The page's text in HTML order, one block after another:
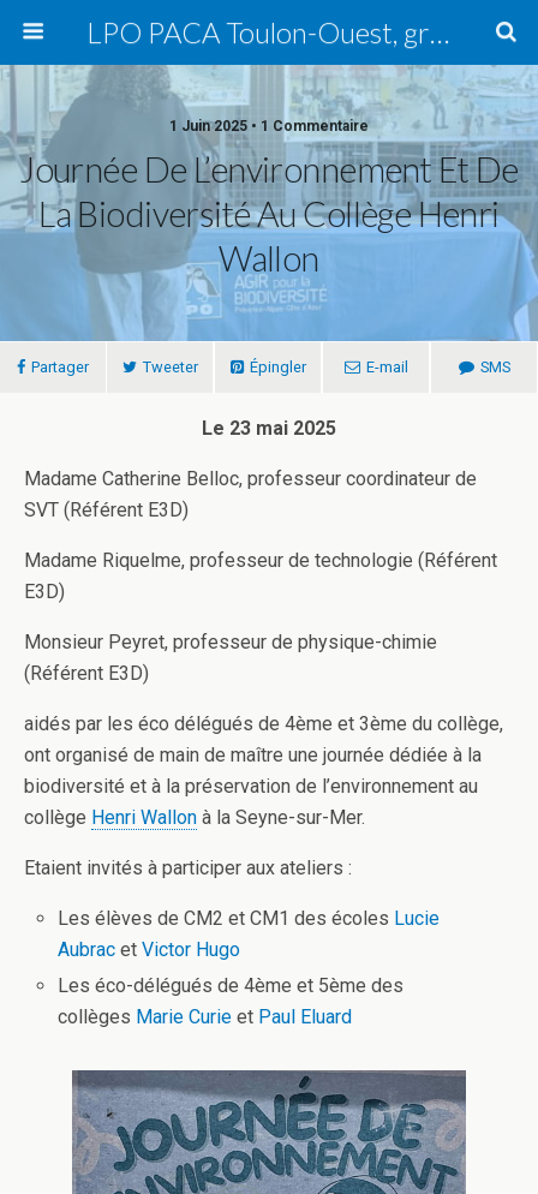
LPO PACA Toulon-Ouest, groupe local
1 Juin 2025 • 1 Commentaire
Journée De L’environnement Et De
La Biodiversité Au Collège Henri
Wallon
Partager Tweeter Épingler E-mail SMS
Le 23 mai 2025
Madame Catherine Belloc, professeur coordinateur de
SVT (Référent E3D)
Madame Riquelme, professeur de technologie (Référent
E3D)
Monsieur Peyret, professeur de physique-chimie
(Référent E3D)
aidés par les éco délégués de 4ème et 3ème du collège,
ont organisé de main de maître une journée dédiée à la
biodiversité et à la préservation de l’environnement au
collège Henri Wallon à la Seyne-sur-Mer.
Etaient invités à participer aux ateliers :
Les élèves de CM2 et CM1 des écoles Lucie
Aubrac etVictor Hugo
Les éco-délégués de 4ème et 5ème des
collèges Marie Curieet Paul Eluard